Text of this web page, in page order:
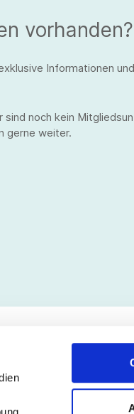
vorhanden?
Informationen und
sind noch kein
gerne weiter.
Sie uns